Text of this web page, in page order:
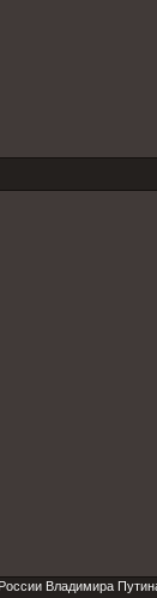
Владимира